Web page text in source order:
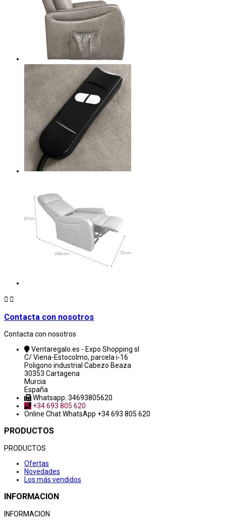
 
Contacta con nosotros
Contacta con nosotros
Ventaregalo.es - Expo Shopping sl
C/ Viena-Estocolmo, parcela i-16
Poligono industrial Cabezo Beaza
30353 Cartagena
Murcia
España
Whatsapp: 34693805620
+34 693 805 620
Online ChatWhatsApp +34 693 805 620
PRODUCTOS
PRODUCTOS
Ofertas
Novedades
Los más vendidos
INFORMACION
INFORMACION